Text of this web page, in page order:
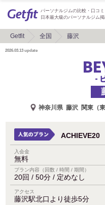
パーソナルジムの比較・口コミ
日本最大級のパーソナルジム
Getfit 全国 藤沢
2026.03.13 update
-
神奈川県 藤沢 関東（
ACHIEVE20
入会金
無料
プラン内容（回数 / 時間 / 期間）
20回 / 50分 / 定めなし
アクセス
藤沢駅北口より徒歩5分